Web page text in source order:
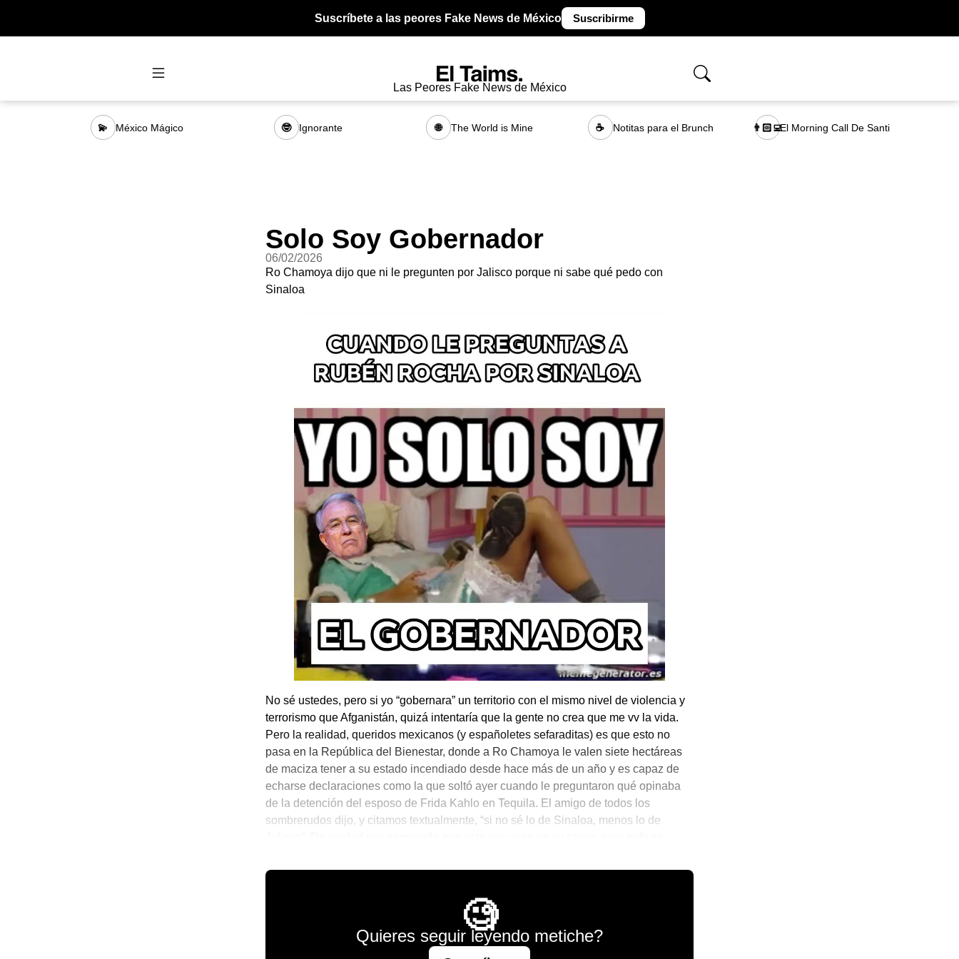
Suscríbete a las peores Fake News de México Suscribirme
Las Peores Fake News de México
💫 México Mágico 🤓 Ignorante 🌐 The World is Mine ☕ Notitas para el Brunch 👨🏻‍💻El Morning Call De Santi
Solo Soy Gobernador
06/02/2026
Ro Chamoya dijo que ni le pregunten por Jalisco porque ni sabe qué pedo con
Sinaloa
No sé ustedes, pero si yo “gobernara” un territorio con el mismo nivel de violencia y
terrorismo que Afganistán, quizá intentaría que la gente no crea que me vv la vida.
Pero la realidad, queridos mexicanos (y españoletes sefaraditas) es que esto no
pasa en la República del Bienestar, donde a Ro Chamoya le valen siete hectáreas
de maciza tener a su estado incendiado desde hace más de un año y es capaz de
echarse declaraciones como la que soltó ayer cuando le preguntaron qué opinaba
de la detención del esposo de Frida Kahlo en Tequila. El amigo de todos los
sombrerudos dijo, y citamos textualmente, “si no sé lo de Sinaloa, menos lo de
🧐
Quieres seguir leyendo metiche?